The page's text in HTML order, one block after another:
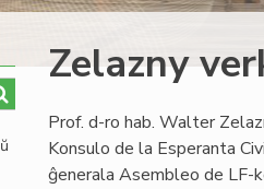
Zelazny
Prof. d-ro hab. Walter
Konsulo de la Esperanta
ĝenerala Asembleo de LF-